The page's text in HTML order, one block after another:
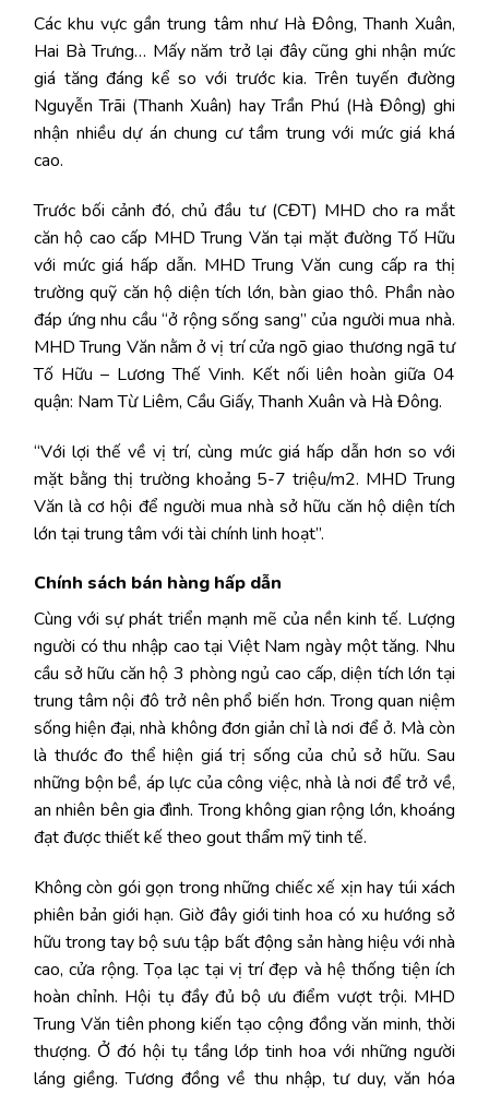
Các khu vực gần trung tâm như Hà Đông, Thanh Xuân,
Hai Bà Trưng… Mấy năm trở lại đây cũng ghi nhận mức
giá tăng đáng kể so với trước kia. Trên tuyến đường
Nguyễn Trãi (Thanh Xuân) hay Trần Phú (Hà Đông) ghi
nhận nhiều dự án chung cư tầm trung với mức giá khá
cao.
Trước bối cảnh đó, chủ đầu tư (CĐT) MHD cho ra mắt
căn hộ cao cấp MHD Trung Văn tại mặt đường Tố Hữu
với mức giá hấp dẫn. MHD Trung Văn cung cấp ra thị
trường quỹ căn hộ diện tích lớn, bàn giao thô. Phần nào
đáp ứng nhu cầu “ở rộng sống sang” của người mua nhà.
MHD Trung Văn nằm ở vị trí cửa ngõ giao thương ngã tư
Tố Hữu – Lương Thế Vinh. Kết nối liên hoàn giữa 04
quận: Nam Từ Liêm, Cầu Giấy, Thanh Xuân và Hà Đông.
“Với lợi thế về vị trí, cùng mức giá hấp dẫn hơn so với
mặt bằng thị trường khoảng 5-7 triệu/m2. MHD Trung
Văn là cơ hội để người mua nhà sở hữu căn hộ diện tích
lớn tại trung tâm với tài chính linh hoạt”.
Chính sách bán hàng hấp dẫn
Cùng với sự phát triển mạnh mẽ của nền kinh tế. Lượng
người có thu nhập cao tại Việt Nam ngày một tăng. Nhu
cầu sở hữu căn hộ 3 phòng ngủ cao cấp, diện tích lớn tại
trung tâm nội đô trở nên phổ biến hơn. Trong quan niệm
sống hiện đại, nhà không đơn giản chỉ là nơi để ở. Mà còn
là thước đo thể hiện giá trị sống của chủ sở hữu. Sau
những bộn bề, áp lực của công việc, nhà là nơi để trở về,
an nhiên bên gia đình. Trong không gian rộng lớn, khoáng
đạt được thiết kế theo gout thẩm mỹ tinh tế.
Không còn gói gọn trong những chiếc xế xịn hay túi xách
phiên bản giới hạn. Giờ đây giới tinh hoa có xu hướng sở
hữu trong tay bộ sưu tập bất động sản hàng hiệu với nhà
cao, cửa rộng. Tọa lạc tại vị trí đẹp và hệ thống tiện ích
hoàn chỉnh. Hội tụ đầy đủ bộ ưu điểm vượt trội. MHD
Trung Văn tiên phong kiến tạo cộng đồng văn minh, thời
thượng. Ở đó hội tụ tầng lớp tinh hoa với những người
láng giềng. Tương đồng về thu nhập, tư duy, văn hóa